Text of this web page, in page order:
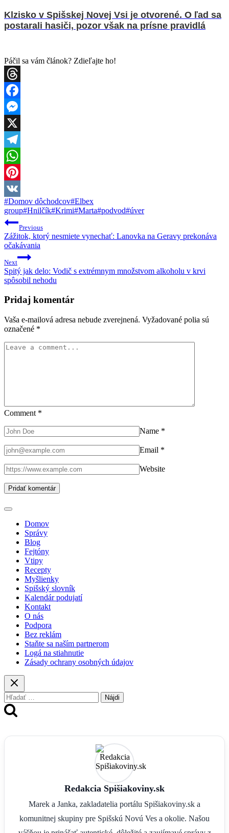
Klzisko v Spišskej Novej Vsi je otvorené. O ľad sa
postarali hasiči, pozor však na prísne pravidlá
Páčil sa vám článok? Zdieľajte ho!
Threads
Facebook
Messenger
X
Telegram
WhatsApp
Pinterest
VK
Post
Tags:
#Domov dôchodcov#Elbex
group#Hnilčík#Krimi#Marta#podvod#úver
Navigácia
v
článku
Previous
Zážitok, ktorý nesmiete vynechať: Lanovka na Geravy prekonáva
očakávania
Next
Spitý jak delo: Vodič s extrémnym množstvom alkoholu v krvi
spôsobil nehodu
Pridaj komentár
Vaša e-mailová adresa nebude zverejnená. Vyžadované polia sú
označené *
Comment *
Name *
Email *
Website
Domov
Správy
Blog
Fejtóny
Vtipy
Recepty
Myšlienky
Spišský slovník
Kalendár podujatí
Kontakt
O nás
Podpora
Bez reklám
Staňte sa naším partnerom
Logá na stiahnutie
Zásady ochrany osobných údajov
Hľadať:
Redakcia Spišiakoviny.sk
Marek a Janka, zakladatelia portálu Spišiakoviny.sk a
komunitnej skupiny pre Spišskú Novú Ves a okolie. Našou